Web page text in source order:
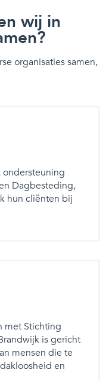
wij in
organisaties samen,
ondersteuning
Dagbesteding,
hun cliënten bij
met Stichting
is gericht
mensen die te
en